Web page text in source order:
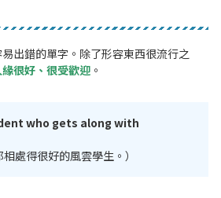
出錯的單字。除了形容東西很流行之
緣很好、很受歡迎 。
who gets along with
處得很好的風雲學生。）